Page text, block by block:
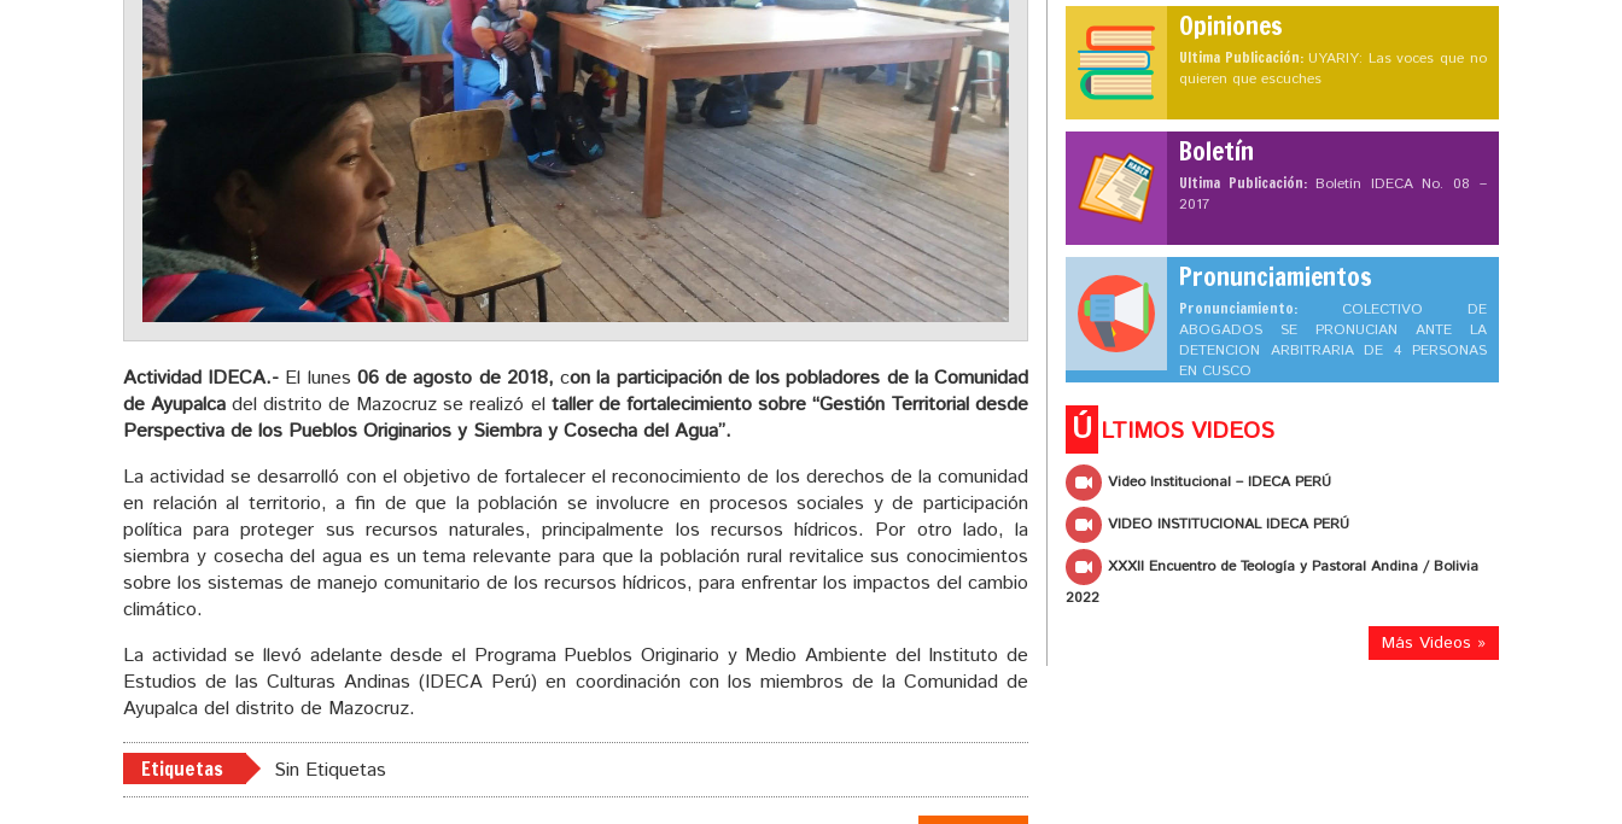
Actividad IDECA.- El lunes 06 de agosto de 2018, con la participación de los pobladores de la Comunidad
de Ayupalca del distrito de Mazocruz se realizó eltaller de fortalecimiento sobre “Gestión Territorial desde
Perspectiva de los Pueblos Originarios y Siembra y Cosecha del Agua”.
La actividad se desarrolló con el objetivo de fortalecer el reconocimiento de los derechos de la comunidad
en relación al territorio, a fin de que la población se involucre en procesos sociales y de participación
política para proteger sus recursos naturales, principalmente los recursos hídricos. Por otro lado, la
siembra y cosecha del agua es un tema relevante para que la población rural revitalice sus conocimientos
sobre los sistemas de manejo comunitario de los recursos hídricos, para enfrentar los impactos del cambio
climático.
La actividad se llevó adelante desde el Programa Pueblos Originario y Medio Ambiente del Instituto de
Estudios de las Culturas Andinas (IDECA Perú) en coordinación con los miembros de la Comunidad de
Ayupalca del distrito de Mazocruz.
Etiquetas Sin Etiquetas
Opiniones
Ultima Publicación: UYARIY: Las voces que no
quieren que escuches
Boletín
Ultima Publicación: Boletín IDECA No. 08 –
2017
Pronunciamientos
Pronunciamiento: COLECTIVO DE
ABOGADOS SE PRONUCIAN ANTE LA
DETENCION ARBITRARIA DE 4 PERSONAS
EN CUSCO
Ú LTIMOS VIDEOS
Video Institucional – IDECA PERÚ
VIDEO INSTITUCIONAL IDECA PERÚ
XXXII Encuentro de Teología y Pastoral Andina / Bolivia
2022
Más Videos »